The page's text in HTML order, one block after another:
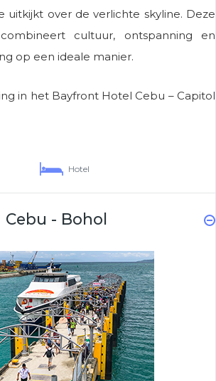
uitkijkt over de verlichte skyline. Deze
cultuur, ontspanning en
op een ideale manier.
in het Bayfront Hotel Cebu – Capitol
Hotel
Cebu - Bohol